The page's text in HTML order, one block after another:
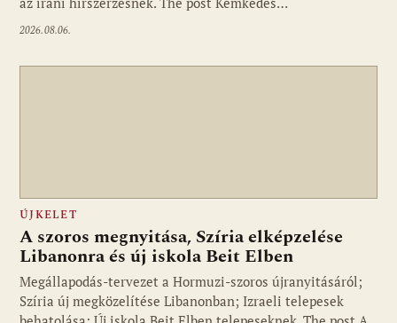
2026.08.06.
ÚJKELET
A szoros megnyitása, Szíria elképzelése
Libanonra és új iskola Beit Elben
Megállapodás-tervezet a Hormuzi-szoros újranyitásáról;
Szíria új megközelítése Libanonban; Izraeli telepesek